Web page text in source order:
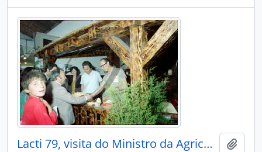
Lacti 79, visita do Ministro da Agricultura e Pescas e do Governador Civil de Aveiro